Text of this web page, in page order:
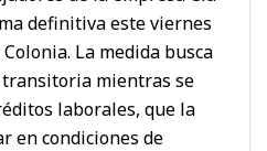
definitiva este viernes
Colonia. La medida busca
mientras se
laborales, que la
en condiciones de